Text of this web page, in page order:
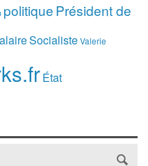
politiquePrésident de
SocialisteValerie
État